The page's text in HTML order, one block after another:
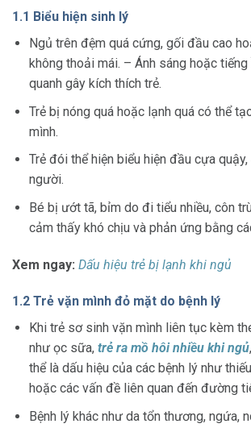
1.1 Biểu hiện sinh lý
Ngủ trên đệm quá cứng, gối đầu cao
không thoải mái. – Ánh sáng hoặc tiếng
quanh gây kích thích trẻ.
Trẻ bị nóng quá hoặc lạnh quá có thể
mình.
Trẻ đói thể hiện biểu hiện đầu cựa quậy,
người.
Bé bị ướt tã, bỉm do đi tiểu nhiều, côn
cảm thấy khó chịu và phản ứng bằng
Xem ngay: Dấu hiệu trẻ bị lạnh khi ngủ
1.2 Trẻ vặn mình đỏ mặt do bệnh lý
Khi trẻ sơ sinh vặn mình liên tục kèm
như ọc sữa, trẻ ra mồ hôi nhiều khi ngủ
thể là dấu hiệu của các bệnh lý như
hoặc các vấn đề liên quan đến đường
Bệnh lý khác như da tổn thương, ngứa,